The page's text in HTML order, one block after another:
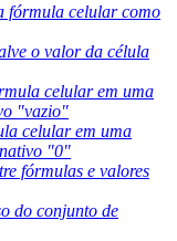
fórmula celular como
o valor da célula
celular em uma
"vazio"
celular em uma
"0"
fórmulas e valores
do conjunto de